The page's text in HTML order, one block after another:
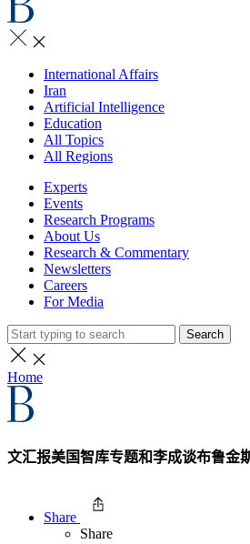
International Affairs
Iran
Artificial Intelligence
Education
All Topics
All Regions
Experts
Events
Research Programs
About Us
Research & Commentary
Newsletters
Careers
For Media
Search
Home
文汇报美国智库专题和李成谈布鲁金
Share
Share